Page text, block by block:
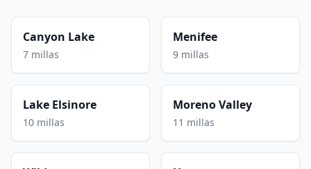
Canyon Lake
7 millas
Menifee
9 millas
Lake Elsinore
10 millas
Moreno Valley
11 millas